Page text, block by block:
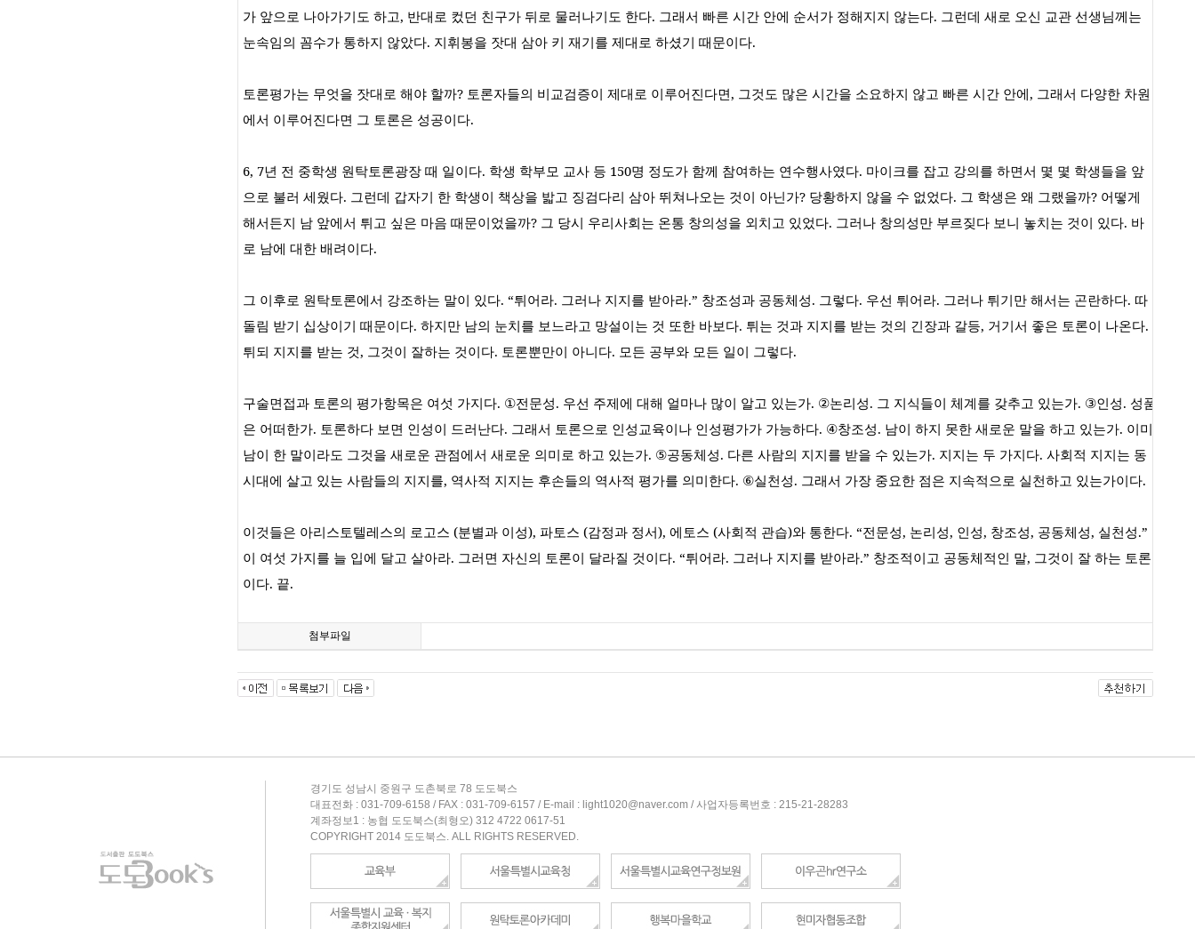
가 앞으로 나아가기도 하고, 반대로 컸던 친구가 뒤로 물러나기도 한다. 그래서 빠른 시간 안에 순서가 정해지지 않는다. 그런데 새로 오신 교관 선생님께는
눈속임의 꼼수가 통하지 않았다. 지휘봉을 잣대 삼아 키 재기를 제대로 하셨기 때문이다.
토론평가는 무엇을 잣대로 해야 할까? 토론자들의 비교검증이 제대로 이루어진다면, 그것도 많은 시간을 소요하지 않고 빠른 시간 안에, 그래서 다양한 차원
에서 이루어진다면 그 토론은 성공이다.
6, 7년 전 중학생 원탁토론광장 때 일이다. 학생 학부모 교사 등 150명 정도가 함께 참여하는 연수행사였다. 마이크를 잡고 강의를 하면서 몇 몇 학생들을 앞
으로 불러 세웠다. 그런데 갑자기 한 학생이 책상을 밟고 징검다리 삼아 뛰쳐나오는 것이 아닌가? 당황하지 않을 수 없었다. 그 학생은 왜 그랬을까? 어떻게
해서든지 남 앞에서 튀고 싶은 마음 때문이었을까? 그 당시 우리사회는 온통 창의성을 외치고 있었다. 그러나 창의성만 부르짖다 보니 놓치는 것이 있다. 바
로 남에 대한 배려이다.
그 이후로 원탁토론에서 강조하는 말이 있다. “튀어라. 그러나 지지를 받아라.” 창조성과 공동체성. 그렇다. 우선 튀어라. 그러나 튀기만 해서는 곤란하다. 따
돌림 받기 십상이기 때문이다. 하지만 남의 눈치를 보느라고 망설이는 것 또한 바보다. 튀는 것과 지지를 받는 것의 긴장과 갈등, 거기서 좋은 토론이 나온다.
튀되 지지를 받는 것, 그것이 잘하는 것이다. 토론뿐만이 아니다. 모든 공부와 모든 일이 그렇다.
구술면접과 토론의 평가항목은 여섯 가지다. ①전문성. 우선 주제에 대해 얼마나 많이 알고 있는가. ②논리성. 그 지식들이 체계를 갖추고 있는가. ③인성. 성품
은 어떠한가. 토론하다 보면 인성이 드러난다. 그래서 토론으로 인성교육이나 인성평가가 가능하다. ④창조성. 남이 하지 못한 새로운 말을 하고 있는가. 이미
남이 한 말이라도 그것을 새로운 관점에서 새로운 의미로 하고 있는가. ⑤공동체성. 다른 사람의 지지를 받을 수 있는가. 지지는 두 가지다. 사회적 지지는 동
시대에 살고 있는 사람들의 지지를, 역사적 지지는 후손들의 역사적 평가를 의미한다. ⑥실천성. 그래서 가장 중요한 점은 지속적으로 실천하고 있는가이다.
이것들은 아리스토텔레스의 로고스 (분별과 이성), 파토스 (감정과 정서), 에토스 (사회적 관습)와 통한다. “전문성, 논리성, 인성, 창조성, 공동체성, 실천성.”
이 여섯 가지를 늘 입에 달고 살아라. 그러면 자신의 토론이 달라질 것이다. “튀어라. 그러나 지지를 받아라.” 창조적이고 공동체적인 말, 그것이 잘 하는 토론
이다. 끝.
첨부파일
경기도 성남시 중원구 도촌북로 78 도도북스
대표전화 : 031-709-6158 / FAX : 031-709-6157 / E-mail : light1020@naver.com / 사업자등록번호 : 215-21-28283
계좌정보1 : 농협 도도북스(최형오) 312 4722 0617-51
COPYRIGHT 2014 도도북스. ALL RIGHTS RESERVED.